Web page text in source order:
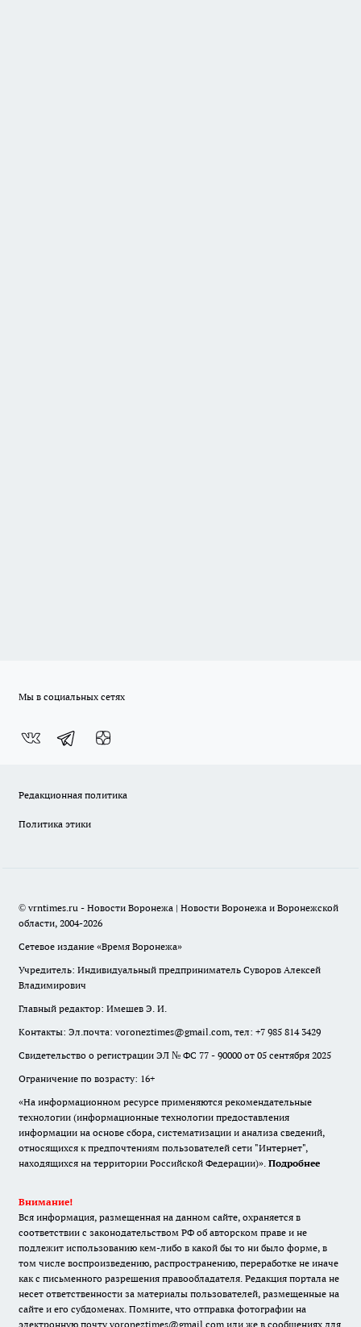
Мы в социальных сетях
Редакционная политика
Политика этики
© vrntimes.ru - Новости Воронежа | Новости Воронежа и Воронежской
области, 2004-2026
Сетевое издание «Время Воронежа»
Учредитель: Индивидуальный предприниматель Суворов Алексей
Владимирович
Главный редактор: Имешев Э. И.
Контакты: Эл.почта: voroneztimes@gmail.com, тел: +7 985 814 3429
Свидетельство о регистрации ЭЛ № ФС 77 - 90000 от 05 сентября 2025
Ограничение по возрасту: 16+
«На информационном ресурсе применяются рекомендательные
технологии (информационные технологии предоставления
информации на основе сбора, систематизации и анализа сведений,
относящихся к предпочтениям пользователей сети "Интернет",
находящихся на территории Российской Федерации)». Подробнее
Внимание!
Вся информация, размещенная на данном сайте, охраняется в
соответствии с законодательством РФ об авторском праве и не
подлежит использованию кем-либо в какой бы то ни было форме, в
том числе воспроизведению, распространению, переработке не иначе
как с письменного разрешения правообладателя. Редакция портала не
несет ответственности за материалы пользователей, размещенные на
сайте и его субдоменах. Помните, что отправка фотографии на
электронную почту voroneztimes@gmail.com или же в сообщениях для